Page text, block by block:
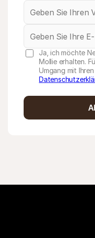
Ja, ich möchte
Mollie erhalten.
Umgang mit